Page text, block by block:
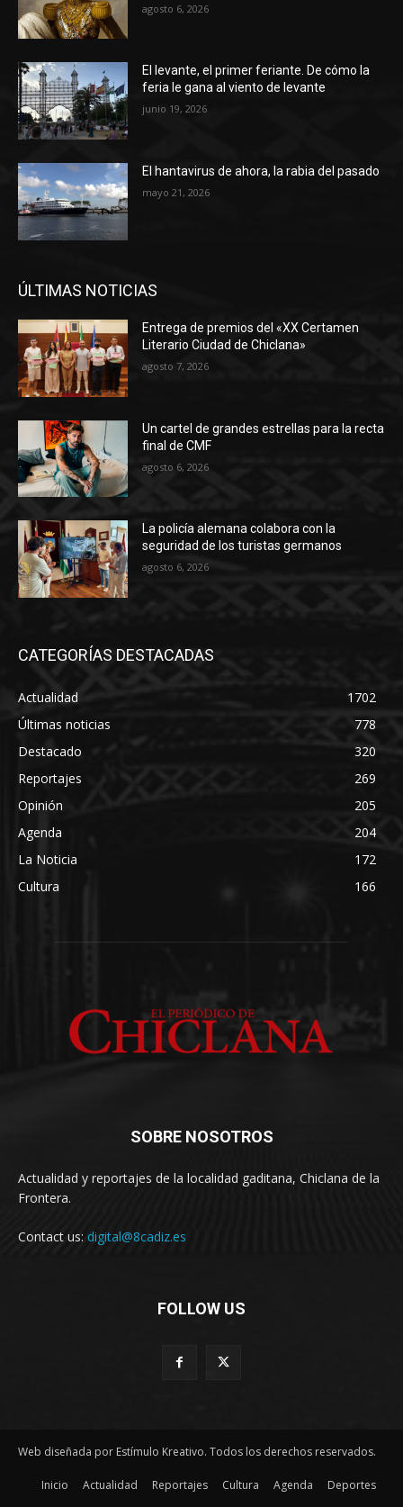
agosto 6, 2026
El levante, el primer feriante. De cómo la
feria le gana al viento de levante
junio 19, 2026
El hantavirus de ahora, la rabia del pasado
mayo 21, 2026
ÚLTIMAS NOTICIAS
Entrega de premios del «XX Certamen
Literario Ciudad de Chiclana»
agosto 7, 2026
Un cartel de grandes estrellas para la recta
final de CMF
agosto 6, 2026
La policía alemana colabora con la
seguridad de los turistas germanos
agosto 6, 2026
CATEGORÍAS DESTACADAS
Actualidad
1702
Últimas noticias
778
Destacado
320
Reportajes
269
Opinión
205
Agenda
204
La Noticia
172
Cultura
166
SOBRE NOSOTROS
Actualidad y reportajes de la localidad gaditana, Chiclana de la
Frontera.
Contact us: digital@8cadiz.es
FOLLOW US
Web diseñada por Estímulo Kreativo. Todos los derechos reservados.
Inicio Actualidad Reportajes Cultura Agenda Deportes